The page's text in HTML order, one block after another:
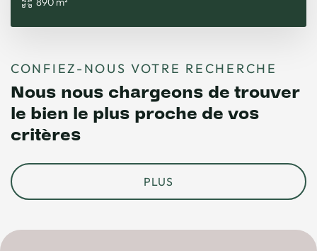
CONFIEZ-NOUS VOTRE RECHERCHE
Nous nous chargeons de trouver
le bien le plus proche de vos
critères
PLUS